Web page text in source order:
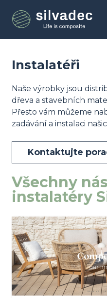
hlavnímu
Instalatéři
Naše výrobky jsou
dřeva a stavebních
Přesto vám můžeme
zadávání a instalaci
Kontaktujte
Všechny
instalatéry